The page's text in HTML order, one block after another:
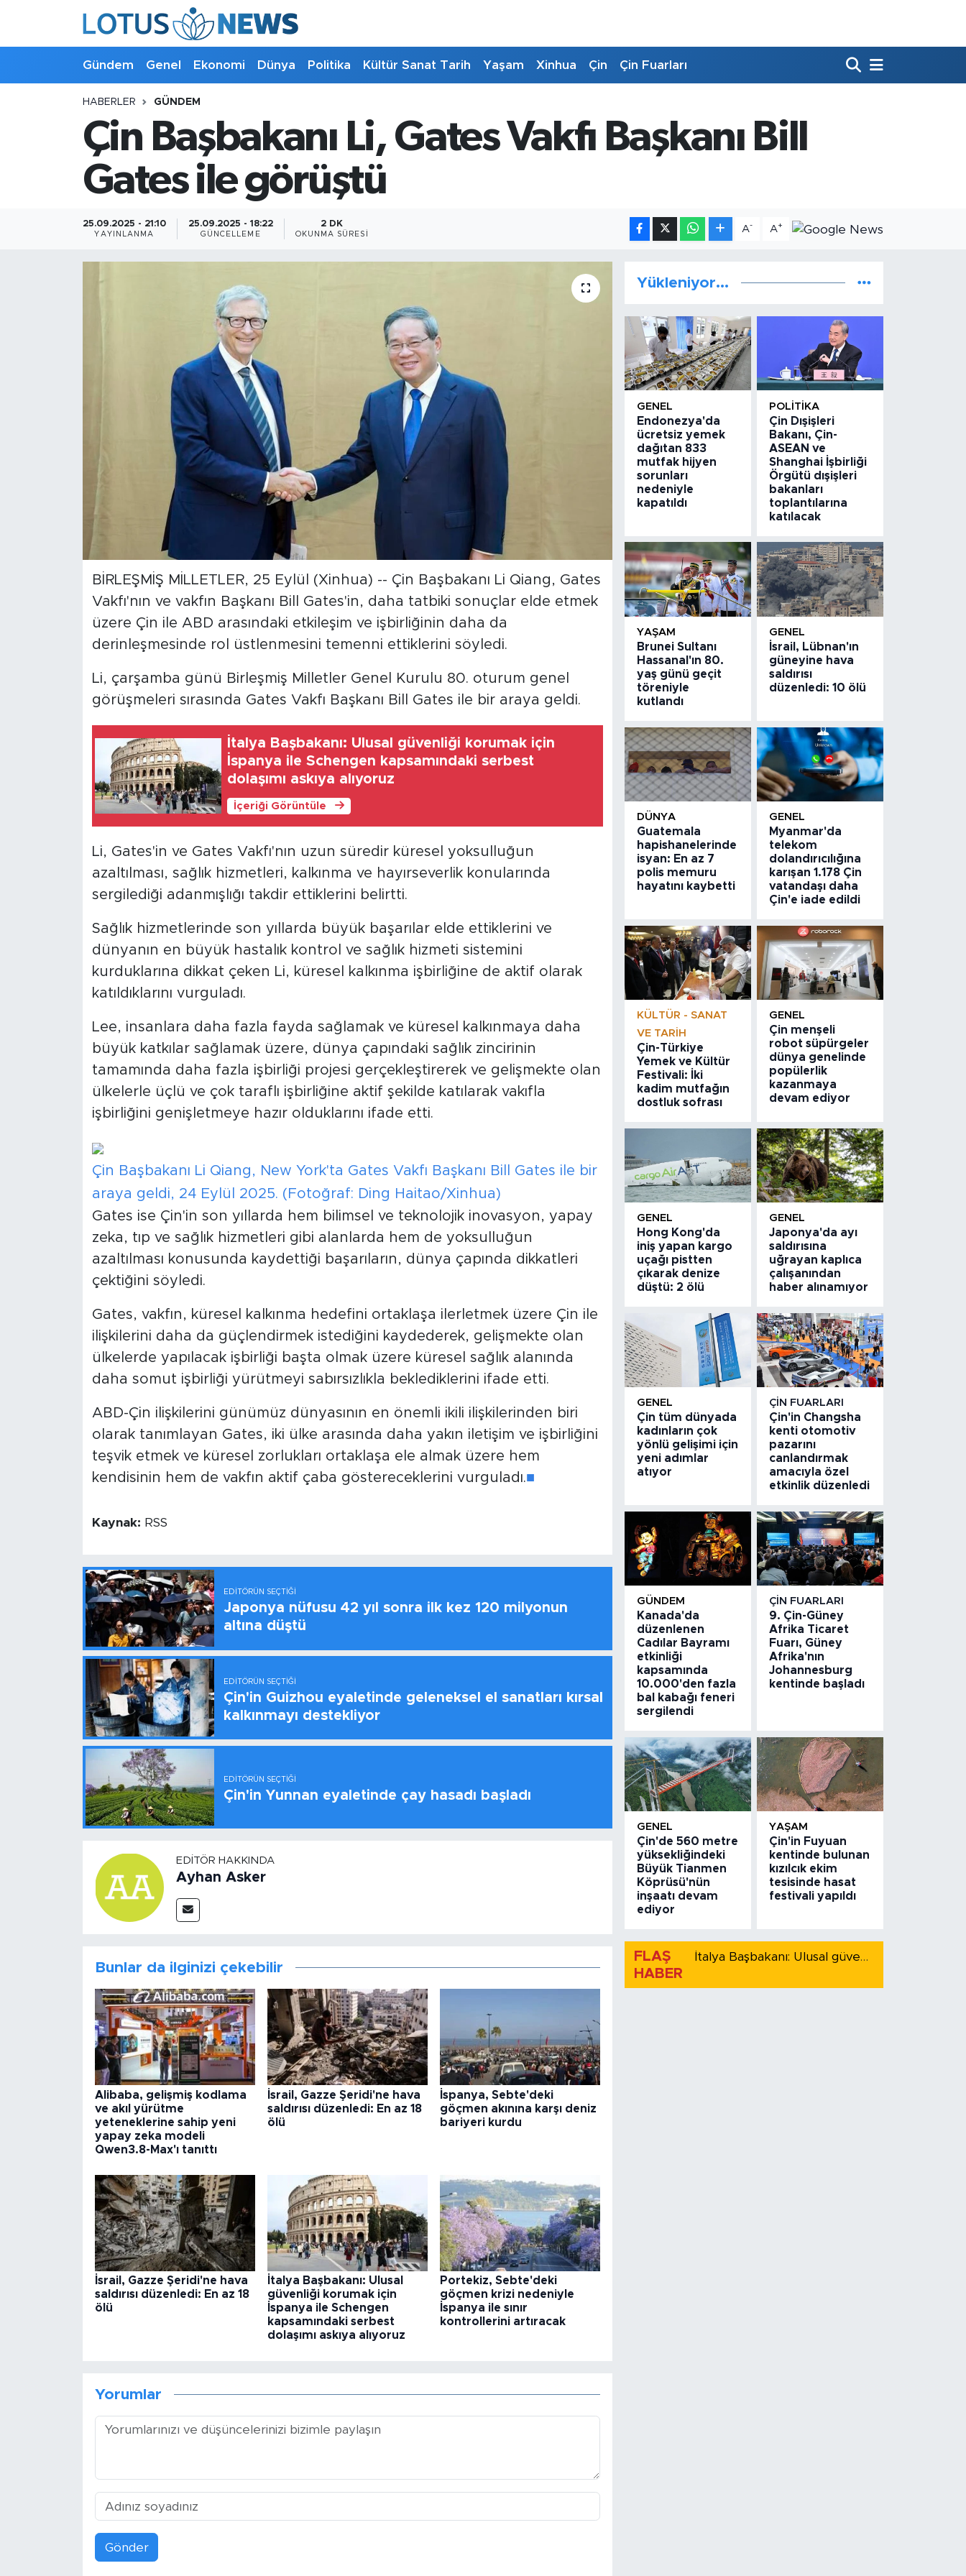
Gündem Genel Ekonomi Dünya Politika Kültür Sanat Tarih Yaşam Xinhua Çin Çin Fuarları
HABERLER GÜNDEM
Çin Başbakanı Li, Gates Vakfı Başkanı Bill
Gates ile görüştü
25.09.2025 - 21:10
YAYINLANMA
25.09.2025 - 18:22
GÜNCELLEME
2 DK
OKUNMA SÜRESI
A- A+
BİRLEŞMİŞ MİLLETLER, 25 Eylül (Xinhua) -- Çin Başbakanı Li Qiang, Gates
Vakfı'nın ve vakfın Başkanı Bill Gates'in, daha tatbiki sonuçlar elde etmek
üzere Çin ile ABD arasındaki etkileşim ve işbirliğinin daha da
derinleşmesinde rol üstlenmesini temenni ettiklerini söyledi.
Li, çarşamba günü Birleşmiş Milletler Genel Kurulu 80. oturum genel
görüşmeleri sırasında Gates Vakfı Başkanı Bill Gates ile bir araya geldi.
İtalya Başbakanı: Ulusal güvenliği korumak için
İspanya ile Schengen kapsamındaki serbest
dolaşımı askıya alıyoruz
İçeriği Görüntüle
Li, Gates'in ve Gates Vakfı'nın uzun süredir küresel yoksulluğun
azaltılması, sağlık hizmetleri, kalkınma ve hayırseverlik konularında
sergilediği adanmışlığı takdir ettiklerini belirtti.
Sağlık hizmetlerinde son yıllarda büyük başarılar elde ettiklerini ve
dünyanın en büyük hastalık kontrol ve sağlık hizmeti sistemini
kurduklarına dikkat çeken Li, küresel kalkınma işbirliğine de aktif olarak
katıldıklarını vurguladı.
Lee, insanlara daha fazla fayda sağlamak ve küresel kalkınmaya daha
büyük katkılar sağlamak üzere, dünya çapındaki sağlık zincirinin
tamamında daha fazla işbirliği projesi gerçekleştirerek ve gelişmekte olan
ülkelerle üçlü ve çok taraflı işbirliğine aktif şekilde katılarak vakıfla
işbirliğini genişletmeye hazır olduklarını ifade etti.
Çin Başbakanı Li Qiang, New York'ta Gates Vakfı Başkanı Bill Gates ile bir
araya geldi, 24 Eylül 2025. (Fotoğraf: Ding Haitao/Xinhua)
Gates ise Çin'in son yıllarda hem bilimsel ve teknolojik inovasyon, yapay
zeka, tıp ve sağlık hizmetleri gibi alanlarda hem de yoksulluğun
azaltılması konusunda kaydettiği başarıların, dünya çapında dikkatleri
çektiğini söyledi.
Gates, vakfın, küresel kalkınma hedefini ortaklaşa ilerletmek üzere Çin ile
ilişkilerini daha da güçlendirmek istediğini kaydederek, gelişmekte olan
ülkelerde yapılacak işbirliği başta olmak üzere küresel sağlık alanında
daha somut işbirliği yürütmeyi sabırsızlıkla beklediklerini ifade etti.
ABD-Çin ilişkilerini günümüz dünyasının en önemli ikili ilişkilerinden biri
olarak tanımlayan Gates, iki ülke arasında daha yakın iletişim ve işbirliğini
teşvik etmek ve küresel zorlukları ortaklaşa ele almak üzere hem
kendisinin hem de vakfın aktif çaba göstereceklerini vurguladı.■
Kaynak: RSS
EDITÖRÜN SEÇTIĞI
Japonya nüfusu 42 yıl sonra ilk kez 120 milyonun
altına düştü
EDITÖRÜN SEÇTIĞI
Çin'in Guizhou eyaletinde geleneksel el sanatları kırsal
kalkınmayı destekliyor
EDITÖRÜN SEÇTIĞI
Çin'in Yunnan eyaletinde çay hasadı başladı
EDITÖR HAKKINDA
Ayhan Asker
Bunlar da ilginizi çekebilir
Alibaba, gelişmiş kodlama
ve akıl yürütme
yeteneklerine sahip yeni
yapay zeka modeli
Qwen3.8-Max'ı tanıttı
İsrail, Gazze Şeridi'ne hava
saldırısı düzenledi: En az 18
ölü
İspanya, Sebte'deki
göçmen akınına karşı deniz
bariyeri kurdu
İsrail, Gazze Şeridi'ne hava
saldırısı düzenledi: En az 18
ölü
İtalya Başbakanı: Ulusal
güvenliği korumak için
İspanya ile Schengen
kapsamındaki serbest
dolaşımı askıya alıyoruz
Portekiz, Sebte'deki
göçmen krizi nedeniyle
İspanya ile sınır
kontrollerini artıracak
Yorumlar
Gönder
Yükleniyor...
GENEL
Endonezya'da
ücretsiz yemek
dağıtan 833
mutfak hijyen
sorunları
nedeniyle
kapatıldı
POLITIKA
Çin Dışişleri
Bakanı, Çin-
ASEAN ve
Shanghai İşbirliği
Örgütü dışişleri
bakanları
toplantılarına
katılacak
YAŞAM
Brunei Sultanı
Hassanal'ın 80.
yaş günü geçit
töreniyle
kutlandı
GENEL
İsrail, Lübnan'ın
güneyine hava
saldırısı
düzenledi: 10 ölü
DÜNYA
Guatemala
hapishanelerinde
isyan: En az 7
polis memuru
hayatını kaybetti
GENEL
Myanmar'da
telekom
dolandırıcılığına
karışan 1.178 Çin
vatandaşı daha
Çin'e iade edildi
KÜLTÜR - SANAT
VE TARIH
Çin-Türkiye
Yemek ve Kültür
Festivali: İki
kadim mutfağın
dostluk sofrası
GENEL
Çin menşeli
robot süpürgeler
dünya genelinde
popülerlik
kazanmaya
devam ediyor
GENEL
Hong Kong'da
iniş yapan kargo
uçağı pistten
çıkarak denize
düştü: 2 ölü
GENEL
Japonya'da ayı
saldırısına
uğrayan kaplıca
çalışanından
haber alınamıyor
GENEL
Çin tüm dünyada
kadınların çok
yönlü gelişimi için
yeni adımlar
atıyor
ÇIN FUARLARI
Çin'in Changsha
kenti otomotiv
pazarını
canlandırmak
amacıyla özel
etkinlik düzenledi
GÜNDEM
Kanada'da
düzenlenen
Cadılar Bayramı
etkinliği
kapsamında
10.000'den fazla
bal kabağı feneri
sergilendi
ÇIN FUARLARI
9. Çin-Güney
Afrika Ticaret
Fuarı, Güney
Afrika'nın
Johannesburg
kentinde başladı
GENEL
Çin'de 560 metre
yüksekliğindeki
Büyük Tianmen
Köprüsü'nün
inşaatı devam
ediyor
YAŞAM
Çin'in Fuyuan
kentinde bulunan
kızılcık ekim
tesisinde hasat
festivali yapıldı
FLAŞ
HABER
İtalya Başbakanı: Ulusal güvenliği korumak için İspanya ile Schengen kapsamındaki serbest dolaşımı askıya alıyoruz
Foto Haber